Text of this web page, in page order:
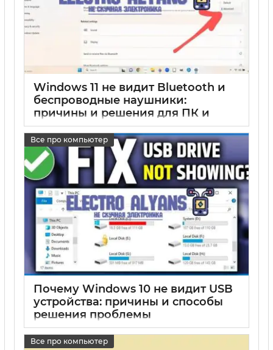
Windows 11 не видит Bluetooth и
беспроводные наушники:
причины и решения для ПК и
ноутбуков
17 05 2025 0
Все про компьютер
Почему Windows 10 не видит USB
устройства: причины и способы
решения проблемы
Все про компьютер